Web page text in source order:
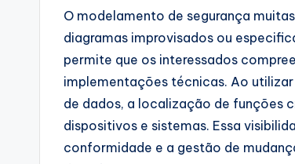
A
si
O modelamento de segurança
diagramas improvisados ou
permite que os interessados
implementações técnicas. Ao
de dados, a localização de funções
dispositivos e sistemas. Essa
conformidade e a gestão de